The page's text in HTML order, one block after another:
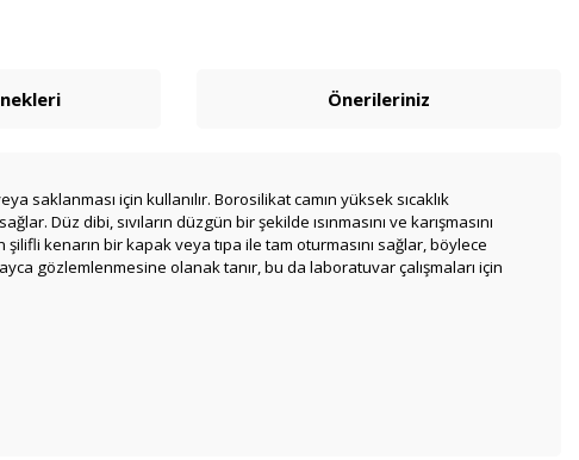
Önerileriniz
saklanması için kullanılır. Borosilikat camın yüksek sıcaklık
Düz dibi, sıvıların düzgün bir şekilde ısınmasını ve karışmasını
kenarın bir kapak veya tıpa ile tam oturmasını sağlar, böylece
gözlemlenmesine olanak tanır, bu da laboratuvar çalışmaları için